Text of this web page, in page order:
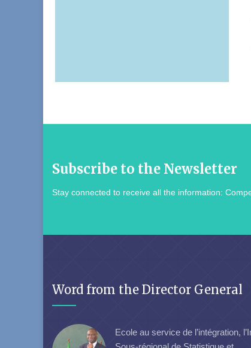
Subscribe to the Newsletter
Stay connected to receive all the information:
Word from the Director General
Ecole au service de l’intégration,